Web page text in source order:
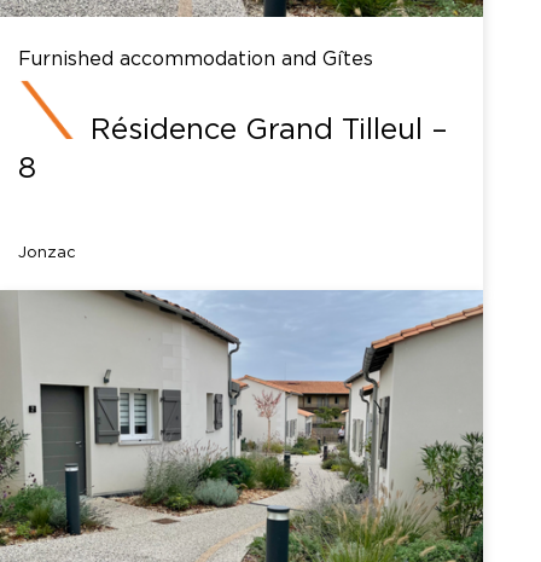
Furnished accommodation and Gîtes
Résidence Grand Tilleul –
8
Jonzac